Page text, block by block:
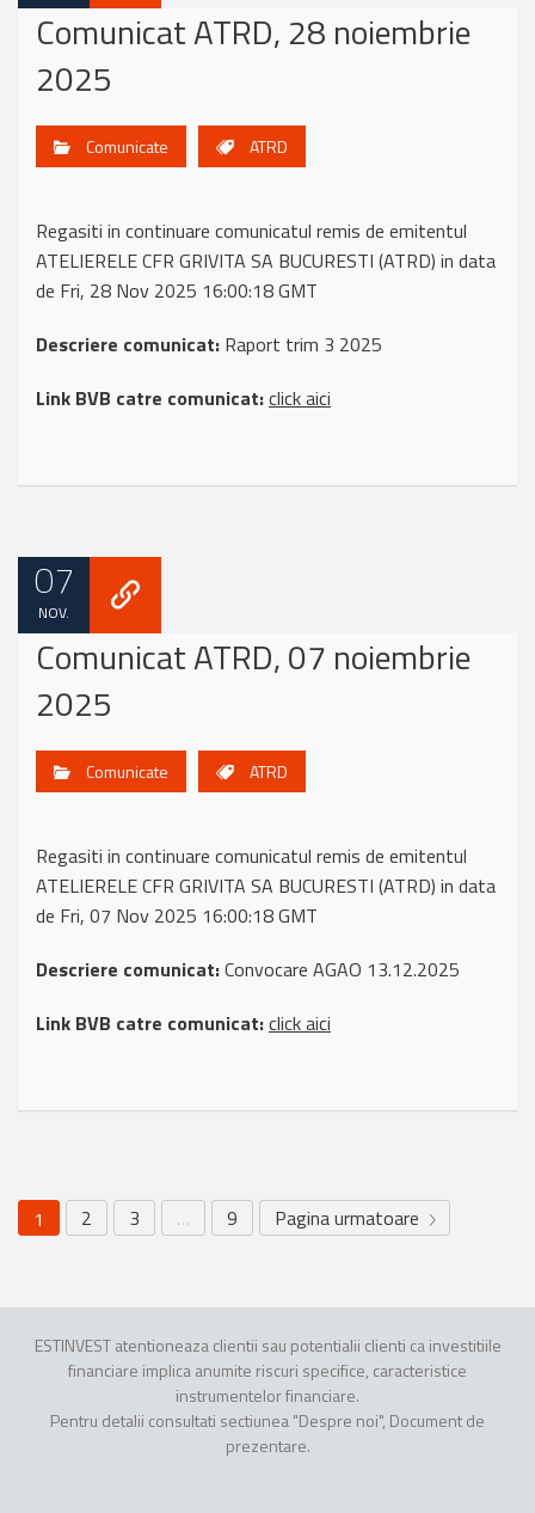
Comunicat ATRD, 28 noiembrie
2025
Comunicate ATRD
Regasiti in continuare comunicatul remis de emitentul
ATELIERELE CFR GRIVITA SA BUCURESTI (ATRD) in data
de Fri, 28 Nov 2025 16:00:18 GMT
Descriere comunicat: Raport trim 3 2025
Link BVB catre comunicat:click aici
07
NOV.
Comunicat ATRD, 07 noiembrie
2025
Comunicate ATRD
Regasiti in continuare comunicatul remis de emitentul
ATELIERELE CFR GRIVITA SA BUCURESTI (ATRD) in data
de Fri, 07 Nov 2025 16:00:18 GMT
Descriere comunicat:Convocare AGAO 13.12.2025
Link BVB catre comunicat:click aici
1 2 3 … 9 Pagina urmatoare
ESTINVEST atentioneaza clientii sau potentialii clienti ca investitiile
financiare implica anumite riscuri specifice, caracteristice
instrumentelor financiare.
Pentru detalii consultati sectiunea "Despre noi", Document de
prezentare.